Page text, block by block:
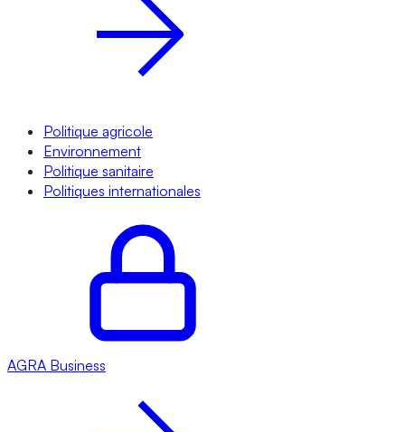
Politique agricole
Environnement
Politique sanitaire
Politiques internationales
AGRA Business